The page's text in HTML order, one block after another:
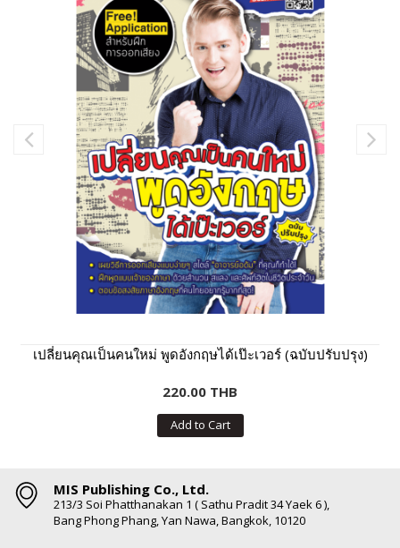
เปลี่ยนคุณเป็นคนใหม่ พูดอังกฤษได้เป๊ะเวอร์ (ฉบับปรับปรุง)
220.00 THB
Add to Cart
MIS Publishing Co., Ltd.
213/3 Soi Phatthanakan 1 ( Sathu Pradit 34 Yaek 6 ),
Bang Phong Phang, Yan Nawa, Bangkok, 10120